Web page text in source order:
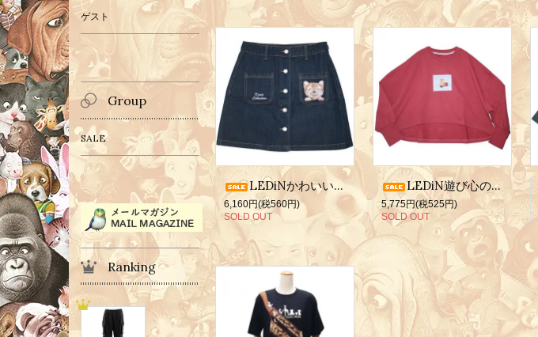
LEDiNかわいい刺繍スカート/ネコ
6,160円(税560円)
SOLD OUT
LEDiN遊び心のあるプリントショートスウェットシャツ/レッド/ライオン
5,775円(税525円)
SOLD OUT
ゲスト
Group
SALE
Ranking